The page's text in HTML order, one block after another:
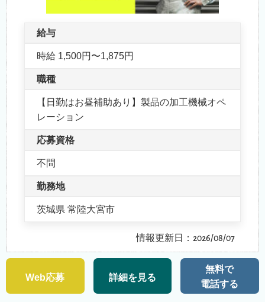
給与
時給 1,500円〜1,875円
職種
【日勤はお昼補助あり】製品の加工機械オペ
レーション
応募資格
不問
勤務地
茨城県 常陸大宮市
情報更新日：2026/08/07
Web応募 詳細を見る
無料で
電話する